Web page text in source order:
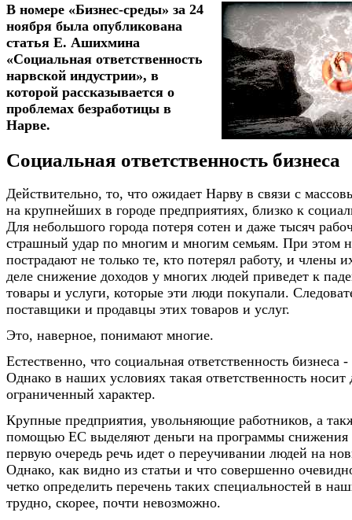
В номере «Бизнес-среды» за 24
ноября была опубликована
статья Е. Ашихмина
«Социальная ответственность
нарвской индустрии», в
которой рассказывается о
проблемах безработицы в
Нарве.
Социальная ответственность бизнеса
Действительно, то, что ожидает Нарву в связи с
на крупнейших в городе предприятиях, близко к
Для небольшого города потеря сотен и даже тысяч
страшный удар по многим и многим семьям. При этом
пострадают не только те, кто потерял работу, и члены
деле снижение доходов у многих людей приведет к
товары и услуги, которые эти люди покупали.
поставщики и продавцы этих товаров и услуг.
Это, наверное, понимают многие.
Естественно, что социальная ответственность бизнеса
Однако в наших условиях такая ответственность носит
ограниченный характер.
Крупные предприятия, увольняющие работников, а
помощью ЕС выделяют деньги на программы снижения
первую очередь речь идет о переучивании людей на
Однако, как видно из статьи и что совершенно
четко определить перечень таких специальностей в
трудно, скорее, почти невозможно.